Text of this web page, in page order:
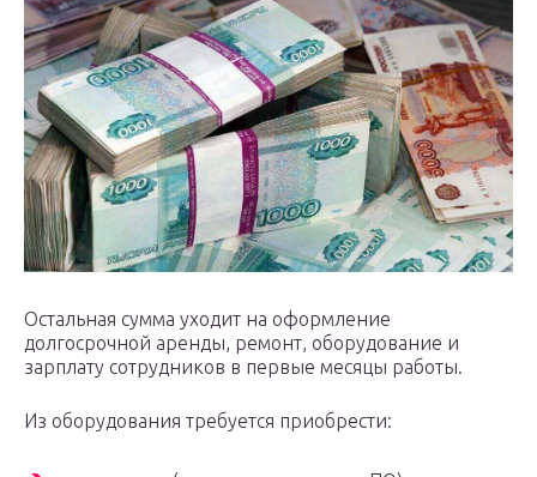
Остальная сумма уходит на оформление
долгосрочной аренды, ремонт, оборудование и
зарплату сотрудников в первые месяцы работы.
Из оборудования требуется приобрести: